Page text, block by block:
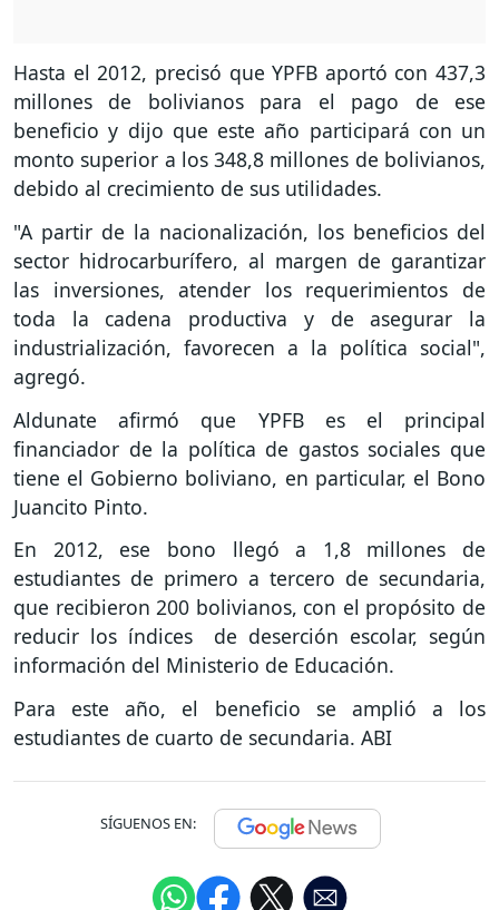
Hasta el 2012, precisó que YPFB aportó con 437,3
millones de bolivianos para el pago de ese
beneficio y dijo que este año participará con un
monto superior a los 348,8 millones de bolivianos,
debido al crecimiento de sus utilidades.
"A partir de la nacionalización, los beneficios del
sector hidrocarburífero, al margen de garantizar
las inversiones, atender los requerimientos de
toda la cadena productiva y de asegurar la
industrialización, favorecen a la política social",
agregó.
Aldunate afirmó que YPFB es el principal
financiador de la política de gastos sociales que
tiene el Gobierno boliviano, en particular, el Bono
Juancito Pinto.
En 2012, ese bono llegó a 1,8 millones de
estudiantes de primero a tercero de secundaria,
que recibieron 200 bolivianos, con el propósito de
reducir los índices de deserción escolar, según
información del Ministerio de Educación.
Para este año, el beneficio se amplió a los
estudiantes de cuarto de secundaria. ABI
SÍGUENOS EN: